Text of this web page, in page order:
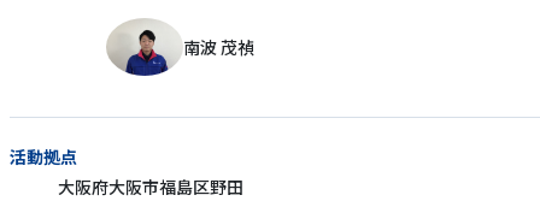
南波 茂禎
活動拠点
大阪府大阪市福島区野田